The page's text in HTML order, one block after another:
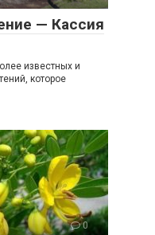
— Кассия
известных и
которое
0